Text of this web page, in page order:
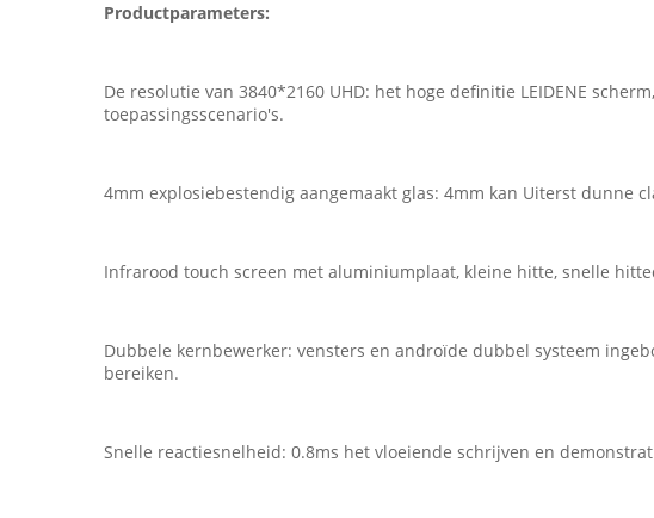
Productparameters:
De resolutie van 3840*2160 UHD: het hoge definitie LEIDENE
toepassingsscenario's.
4mm explosiebestendig aangemaakt glas: 4mm kan Uiterst dunne
Infrarood touch screen met aluminiumplaat, kleine hitte, snelle
Dubbele kernbewerker: vensters en androïde dubbel systeem
bereiken.
Snelle reactiesnelheid: 0.8ms het vloeiende schrijven en